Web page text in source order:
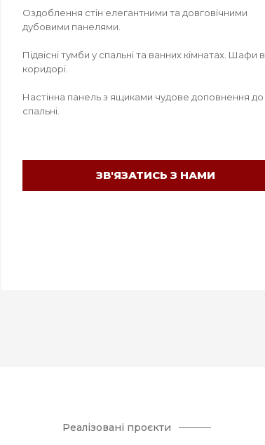
Оздоблення стін елегантними та довговічними
дубовими панелями.
Підвісні тумби у спальні та ванних кімнатах. Шафи в
коридорі.
Настінна панель з ящиками чудове доповнення до
спальні.
ЗВ'ЯЗАТИСЬ З НАМИ
Реалізовані проєкти